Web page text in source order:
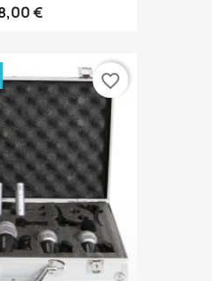
€
favorite_border